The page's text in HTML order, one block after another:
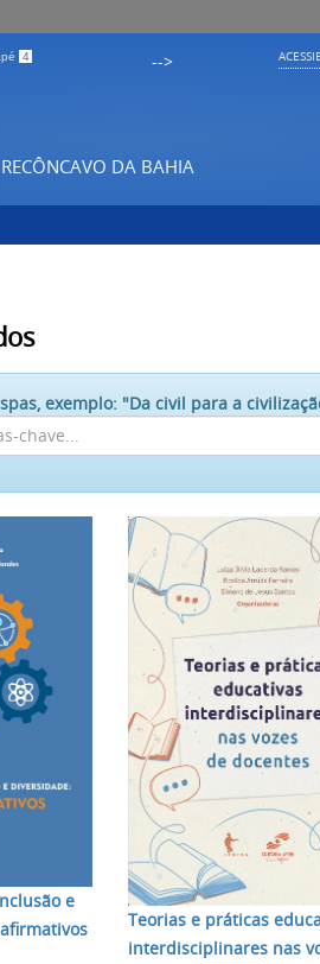
4 -->
DA BAHIA
exemplo: "Da civil para a
e
Teorias e práticas
interdisciplinares nas